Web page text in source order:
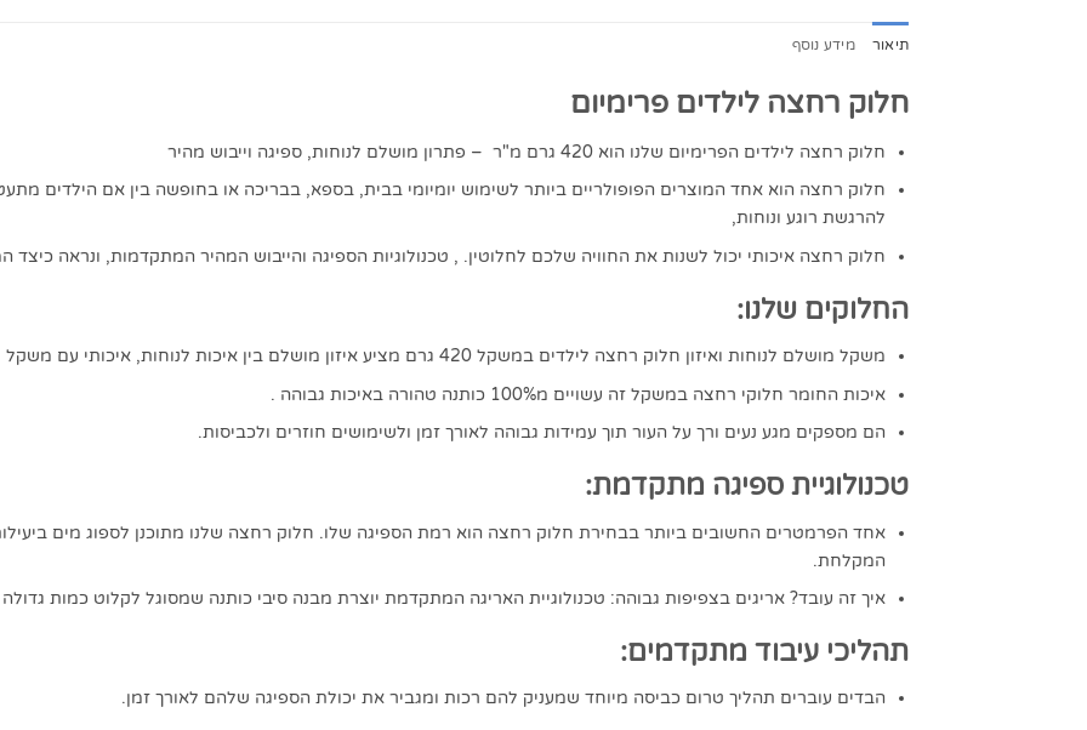
תיאור מידע נוסף
חלוק רחצה לילדים פרימיום
חלוק רחצה לילדים הפרימיום שלנו הוא 420 גרם מ"ר – פתרון מושלם לנוחות, ספיגה וייבוש מהיר
חלוק רחצה הוא אחד המוצרים הפופולריים ביותר לשימוש יומיומי בבית, בספא, בבריכה או בחופשה בין אם הילדים
להרגשת רוגע ונוחות,
חלוק רחצה איכותי יכול לשנות את החוויה שלכם לחלוטין. , טכנולוגיות הספיגה והייבוש המהיר המתקדמות, ונראה
החלוקים שלנו:
משקל מושלם לנוחות ואיזון חלוק רחצה לילדים במשקל 420 גרם מציע איזון מושלם בין איכות לנוחות, איכותי עם משקל גבוה שיספק תחושת רכות והאיכות מושלמת.
איכות החומר חלוקי רחצה במשקל זה עשויים מ100% כותנה טהורה באיכות גבוהה .
הם מספקים מגע נעים ורך על העור תוך עמידות גבוהה לאורך זמן ולשימושים חוזרים ולכביסות.
טכנולוגיית ספיגה מתקדמת:
אחד הפרמטרים החשובים ביותר בבחירת חלוק רחצה הוא רמת הספיגה שלו. חלוק רחצה שלנו מתוכנן לספוג מים
המקלחת.
איך זה עובד? אריגים בצפיפות גבוהה: טכנולוגיית האריגה המתקדמת יוצרת מבנה סיבי כותנה שמסוגל לקלוט כמות
תהליכי עיבוד מתקדמים:
הבדים עוברים תהליך טרום כביסה מיוחד שמעניק להם רכות ומגביר את יכולת הספיגה שלהם לאורך זמן.